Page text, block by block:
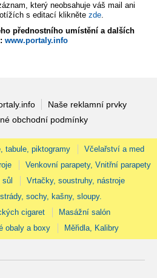
který neobsahuje váš mail ani
s editací klikněte zde.
přednostního umístění a dalších
www.portaly.info
Naše reklamní prvky
obchodní podmínky
tabule, piktogramy
Včelařství a med
Venkovní parapety, Vnitřní parapety
sůl
Vrtačky, soustruhy, nástroje
sochy, kašny, sloupy.
cigaret
Masážní salón
obaly a boxy
Měřidla, Kalibry